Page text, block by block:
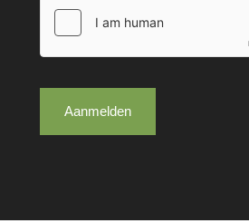
Aanmelden